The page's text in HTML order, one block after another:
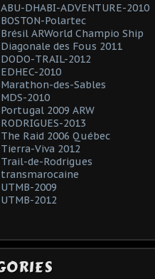
DHABI-ADVENTURE-2010
Polartec
ARWorld Champio Ship
des Fous 2011
TRAIL-2012
2010
des-Sables
2010
2009 ARW
2013
Raid 2006 Québec
Viva 2012
de-Rodrigues
2009
2012